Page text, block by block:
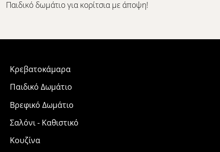
Παιδικό δωμάτιο για κορίτσια με άποψη!
Κρεβατοκάμαρα
Παιδικό Δωμάτιο
Βρεφικό Δωμάτιο
Σαλόνι - Καθιστικό
Κουζίνα